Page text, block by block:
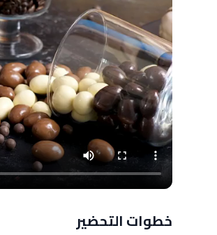
خطوات التحضير